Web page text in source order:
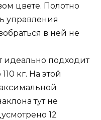
цвете. Полотно
управления
в ней не
идеально подходит
кг. На этой
тут не
12